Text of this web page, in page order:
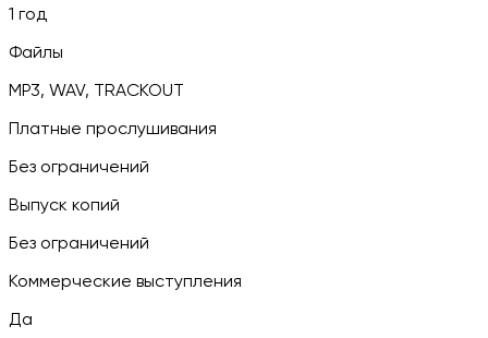
1 год
Файлы
MP3, WAV, TRACKOUT
Платные прослушивания
Без ограничений
Выпуск копий
Без ограничений
Коммерческие выступления
Да